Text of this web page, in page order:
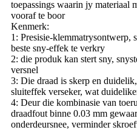
toepassings waarin jy materiaal
vooraf te boor
Kenmerk:
1: Presisie-klemmatrysontwerp,
beste sny-effek te verkry
2: die produk kan stert sny,
versnel
3: Die draad is skerp en
sluiteffek verseker, wat
4: Deur die kombinasie van
draadfout binne 0.03 mm
onderdeursnee, verminder